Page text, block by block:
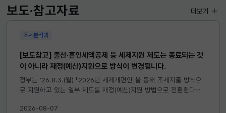
KOSDAQ 2.86(하락)
국고채(3년)
달러-원 1410.6000 13.2000(하락)
보도·참고자료
조세분석과
[보도참고] 출산·혼인세액공제 등 세제지원 제도는 종료되는 것
이 아니라 재정(예산)지원으로 방식이 변경됩니다.
정부는 ’26.8.3.(월) 「2026년 세제개편안」을 통해 조세지출 방식으
로 지원하고 있는 일부 제도를 재정(예산)지원 방법으로 전환한다고
2026-08-07
더보기